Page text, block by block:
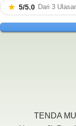
★ 5/5.0 Dari 3
TENDA